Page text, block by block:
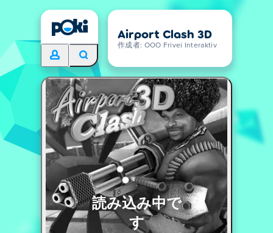
Airport Clash 3D
作成者: OOO Frivei Interaktiv
読み込み中で
す